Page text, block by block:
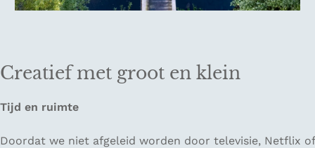
Creatief met groot en klein
Tijd en ruimte
Doordat we niet afgeleid worden door televisie, Netflix of